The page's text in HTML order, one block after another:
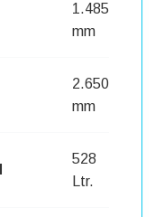
1.485
mm
2.650
mm
528
Ltr.